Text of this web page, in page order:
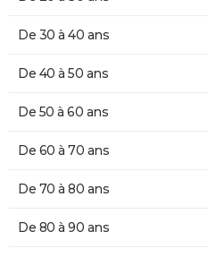
De 30 à 40 ans
De 40 à 50 ans
De 50 à 60 ans
De 60 à 70 ans
De 70 à 80 ans
De 80 à 90 ans